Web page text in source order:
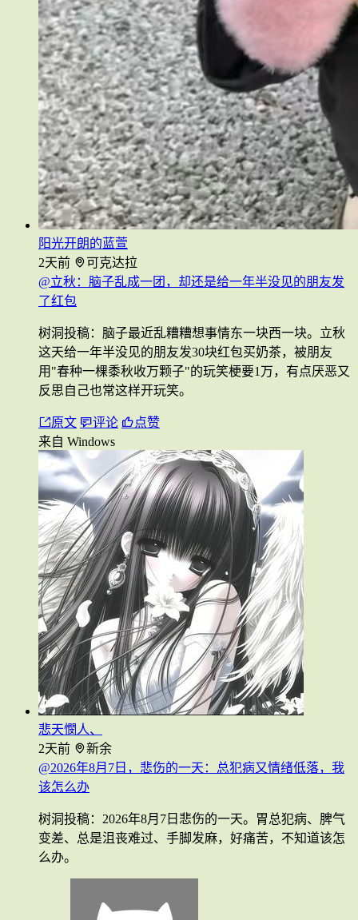
阳光开朗的蓝萱
2天前
可克达拉
@立秋：脑子乱成一团，却还是给一年半没见的朋友发
了红包
树洞投稿：脑子最近乱糟糟想事情东一块西一块。立秋
这天给一年半没见的朋友发30块红包买奶茶，被朋友
用"春种一棵黍秋收万颗子"的玩笑梗要1万，有点厌恶又
反思自己也常这样开玩笑。
原文 评论
点赞
来自 Windows
悲天憫人、
2天前
新余
@2026年8月7日，悲伤的一天：总犯病又情绪低落，我
该怎么办
树洞投稿：2026年8月7日悲伤的一天。胃总犯病、脾气
变差、总是沮丧难过、手脚发麻，好痛苦，不知道该怎
么办。